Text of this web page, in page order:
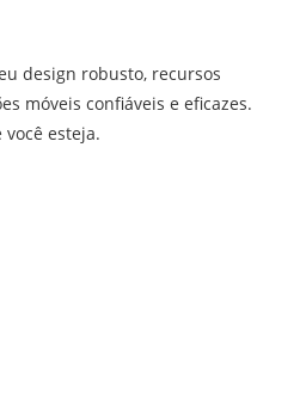
design robusto, recursos
móveis confiáveis ​​e eficazes.
esteja.